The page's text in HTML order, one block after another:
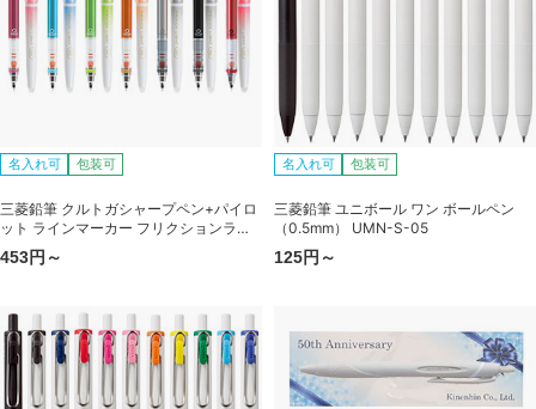
名入れ可 包装可
三菱鉛筆 クルトガシャープペン+パイロ
ット ラインマーカー フリクションライ
453円～
名入れ可 包装可
三菱鉛筆 ユニボール ワン ボールペン
（0.5mm） UMN-S-05
125円～